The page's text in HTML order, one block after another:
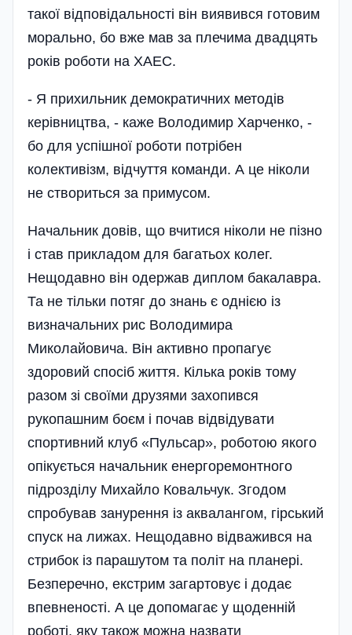
такої відповідальності він виявився готовим
мораль­но, бо вже мав за плечима двадцять
років роботи на ХАЕС.
- Я прихильник демократичних методів
керівництва, - каже Володимир Харченко, -
бо для успішної роботи потрібен
колективізм, відчуття команди. А це ніколи
не створиться за примусом.
Начальник довів, що вчитися ніколи не пізно
і став прикладом для багатьох колег.
Нещодавно він одержав диплом бакалавра.
Та не тільки потяг до знань є однією із
визначальних рис Володимира
Миколайовича. Він активно пропагує
здоровий спосіб життя. Кілька років тому
разом зі своїми друзями захопився
рукопашним боєм і почав відвідувати
спортивний клуб «Пульсар», роботою якого
опікується начальник енергоремонтного
підрозділу Михайло Ковальчук. Згодом
спробував занурення із аквалангом, гірський
спуск на лижах. Нещодавно відважився на
стрибок із парашутом та політ на планері.
Безперечно, екстрим загартовує і додає
впевненості. А це допомагає у щоденній
роботі, яку також можна назвати